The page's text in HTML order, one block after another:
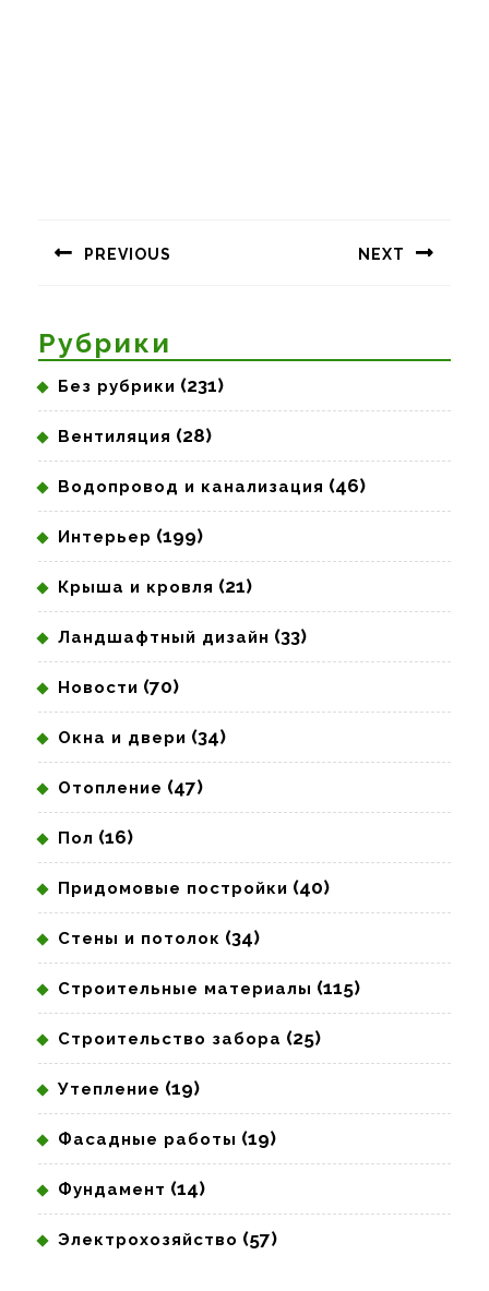
записям
PREVIOUS NEXT
Рубрики
Без рубрики (231)
Вентиляция (28)
Водопровод и канализация (46)
Интерьер (199)
Крыша и кровля (21)
Ландшафтный дизайн (33)
Новости (70)
Окна и двери (34)
Отопление (47)
Пол (16)
Придомовые постройки (40)
Стены и потолок (34)
Строительные материалы (115)
Строительство забора (25)
Утепление (19)
Фасадные работы (19)
Фундамент (14)
Электрохозяйство (57)